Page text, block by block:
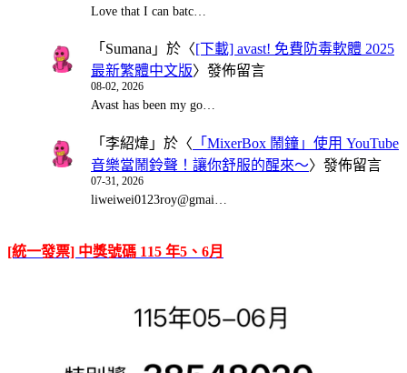
Love that I can batc…
「 Sumana 」於〈[下載] avast! 免費防毒軟體 2025
最新繁體中文版〉發佈留言
08-02, 2026
Avast has been my go…
「 李紹煒 」於〈 「MixerBox 鬧鐘」使用 YouTube
音樂當鬧鈴聲！讓你舒服的醒來～〉發佈留言
07-31, 2026
liweiwei0123roy@gmai…
[統一發票] 中獎號碼 115 年5、6月